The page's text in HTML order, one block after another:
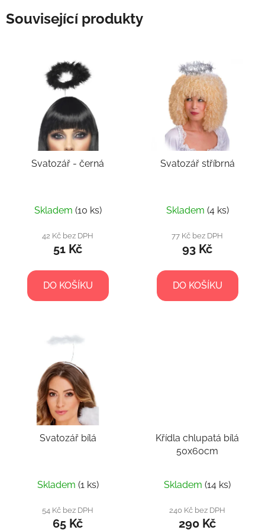
Související produkty
Svatozář - černá
Skladem (10 ks)
42 Kč bez DPH
51 Kč
DO KOŠÍKU
Svatozář stříbrná
Skladem (4 ks)
77 Kč bez DPH
93 Kč
DO KOŠÍKU
Svatozář bílá
Skladem (1 ks)
54 Kč bez DPH
65 Kč
Křídla chlupatá bílá
50x60cm
Skladem (14 ks)
240 Kč bez DPH
290 Kč